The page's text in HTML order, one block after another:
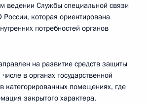
ведении Службы специальной связи
которая ориентирована
потребностей органов
на развитие средств защиты
в органах государственной
категорированных помещениях, где
закрытого характера,